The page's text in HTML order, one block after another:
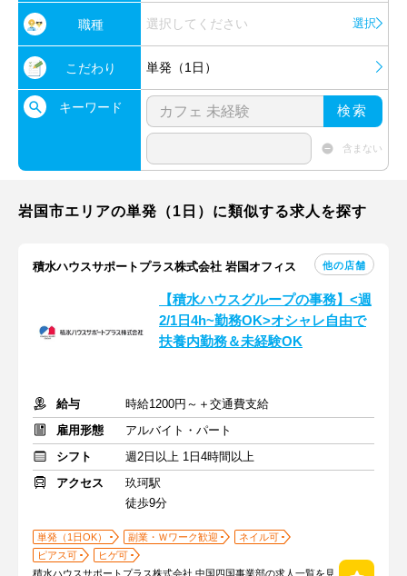
職種 選択してください 選択
こだわり 単発（1日）
キーワード 検索
含まない
岩国市エリアの単発（1日）に類似する求人を探す
積水ハウスサポートプラス株式会社 岩国オフィス 他の店舗
【積水ハウスグループの事務】<週
2/1日4h~勤務OK>オシャレ自由で
扶養内勤務＆未経験OK
給与
時給1200円～＋交通費支給
雇用形態
アルバイト・パート
シフト
週2日以上 1日4時間以上
アクセス
玖珂駅
徒歩9分
単発（1日OK） 副業・Ｗワーク歓迎
ネイル可
ピアス可
ヒゲ可
積水ハウスサポートプラス株式会社 中国四国事業部の求人一覧を見